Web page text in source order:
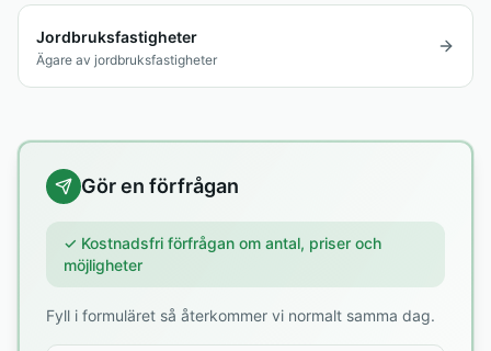
Jordbruksfastigheter
Ägare av jordbruksfastigheter
Gör en förfrågan
✓ Kostnadsfri förfrågan om antal, priser och
möjligheter
Fyll i formuläret så återkommer vi normalt samma dag.